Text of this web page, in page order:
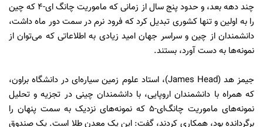
چند دهه بعد، و حدود پنج سال از زمانی که ماموریت چانگ ای-۴ که چین
را به اولین و تنها کشوری تبدیل کرد که فرود نرم در سمت دور ماه داشت،
دانشمندان از چین و سراسر جهان امید زیادی به اطلاعاتی که می‌توان از
نمونه‌ها به دست آورد، بستند.
جیمز هد (James Head)، استاد علوم زمین سیاره‌ای در دانشگاه براون،
که همراه با دانشمندان اروپایی، با دانشمندان چینی در تجزیه و تحلیل
نمونه‌های ماموریت چانگ‌ای-۵ که نمونه‌های نزدیک به سمت پنهان را
برگردانده بود، همکاری کردند، گفت: این یک معدن طلا است. یک صندوق